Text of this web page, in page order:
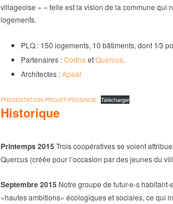
villageoise » – telle est la vision de la commune qui
logements.
PLQ : 150 logements, 10 bâtiments, dont 1⁄3
Partenaires :Codha etQuercus.
Architectes :Apaar
PRESENTATION-PROJET-PRESINGE Télécharger
Historique
Printemps 2015 Trois coopératives se voient
Quercus (créée pour l’occasion par des jeunes du
Septembre 2015 Notre groupe de futur-e-s
«hautes ambitions» écologiques et sociales, ce qui